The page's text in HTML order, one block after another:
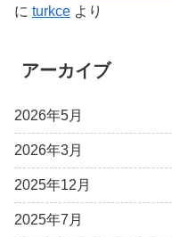
に turkce より
アーカイブ
2026年5月
2026年3月
2025年12月
2025年7月